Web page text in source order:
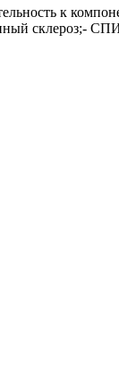
к
склероз;-